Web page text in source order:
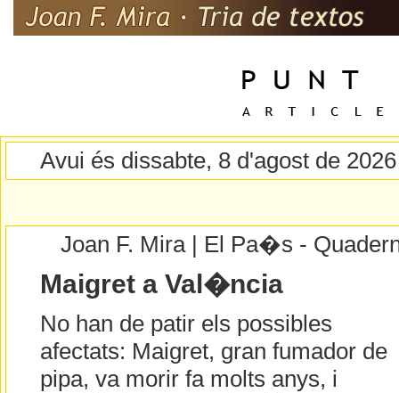
Avui és dissabte, 8 d'agost de 2026
Joan F. Mira | El Pa�s -
Maigret a Val�ncia
No han de patir els possibles
afectats: Maigret, gran fumador de
pipa, va morir fa molts anys, i